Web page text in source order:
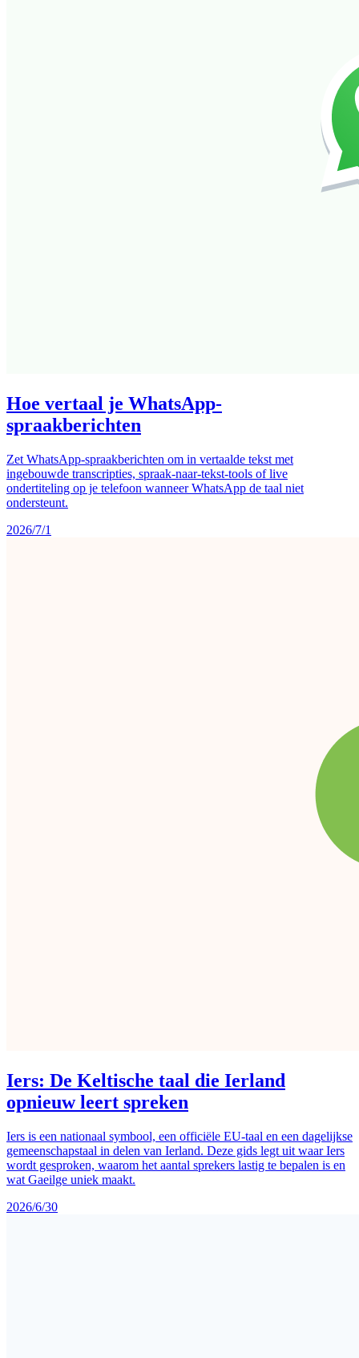
Hoe vertaal je WhatsApp-
spraakberichten
Zet WhatsApp-spraakberichten om in vertaalde tekst met
ingebouwde transcripties, spraak-naar-tekst-tools of live
ondertiteling op je telefoon wanneer WhatsApp de taal niet
ondersteunt.
2026/7/1
Iers: De Keltische taal die Ierland
opnieuw leert spreken
Iers is een nationaal symbool, een officiële EU-taal en een dagelijkse
gemeenschapstaal in delen van Ierland. Deze gids legt uit waar Iers
wordt gesproken, waarom het aantal sprekers lastig te bepalen is en
wat Gaeilge uniek maakt.
2026/6/30